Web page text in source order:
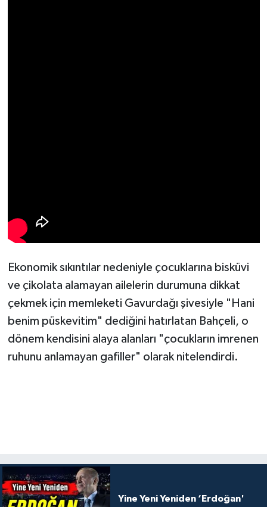
Ekonomik sıkıntılar nedeniyle çocuklarına bisküvi
ve çikolata alamayan ailelerin durumuna dikkat
çekmek için memleketi Gavurdağı şivesiyle "Hani
benim püskevitim" dediğini hatırlatan Bahçeli, o
dönem kendisini alaya alanları "çocukların imrenen
ruhunu anlamayan gafiller" olarak nitelendirdi.
Yine Yeni Yeniden ‘Erdoğan'